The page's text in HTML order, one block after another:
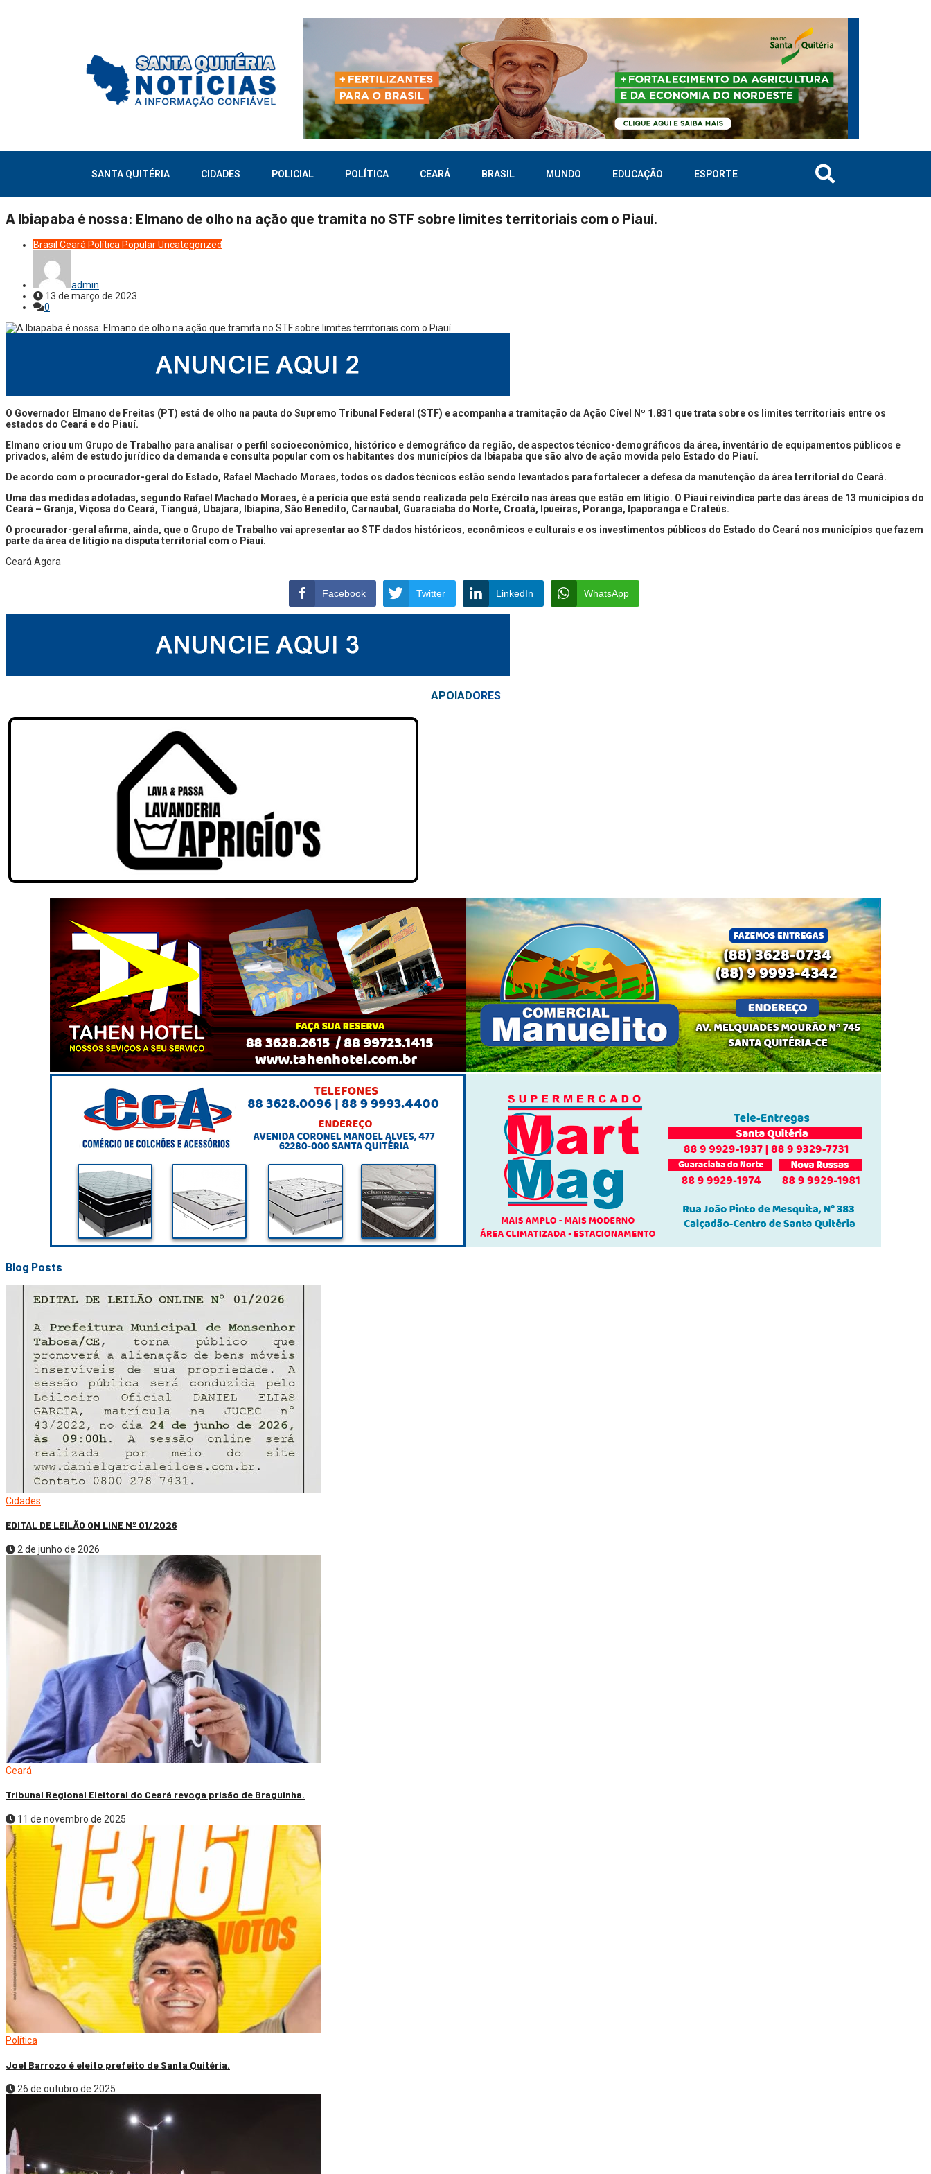
SANTA QUITÉRIA CIDADES POLICIAL POLÍTICA CEARÁ BRASIL MUNDO EDUCAÇÃO ESPORTE
A Ibiapaba é nossa: Elmano de olho na ação que tramita no STF sobre limites territoriais com o Piauí.
Brasil Ceará Política PopularUncategorized
admin
13 de março de 2023
0
O Governador Elmano de Freitas (PT) está de olho na pauta do Supremo Tribunal Federal (STF) e acompanha a tramitação da Ação Cível Nº 1.831 que trata sobre os limites territoriais entre os
estados do Ceará e do Piauí.
Elmano criou um Grupo de Trabalho para analisar o perfil socioeconômico, histórico e demográfico da região, de aspectos técnico-demográficos da área, inventário de equipamentos públicos e
privados, além de estudo jurídico da demanda e consulta popular com os habitantes dos municípios da Ibiapaba que são alvo de ação movida pelo Estado do Piauí.
De acordo com o procurador-geral do Estado, Rafael Machado Moraes, todos os dados técnicos estão sendo levantados para fortalecer a defesa da manutenção da área territorial do Ceará.
Uma das medidas adotadas, segundo Rafael Machado Moraes, é a perícia que está sendo realizada pelo Exército nas áreas que estão em litígio. O Piauí reivindica parte das áreas de 13 municípios do
Ceará – Granja, Viçosa do Ceará, Tianguá, Ubajara, Ibiapina, São Benedito, Carnaubal, Guaraciaba do Norte, Croatá, Ipueiras, Poranga, Ipaporanga e Crateús.
O procurador-geral afirma, ainda, que o Grupo de Trabalho vai apresentar ao STF dados históricos, econômicos e culturais e os investimentos públicos do Estado do Ceará nos municípios que fazem
parte da área de litígio na disputa territorial com o Piauí.
Ceará Agora
Facebook Twitter LinkedIn WhatsApp
APOIADORES
Blog Posts
Cidades
EDITAL DE LEILÃO ON LINE Nº 01/2026
2 de junho de 2026
Ceará
Tribunal Regional Eleitoral do Ceará revoga prisão de Braguinha.
11 de novembro de 2025
Política
Joel Barrozo é eleito prefeito de Santa Quitéria.
26 de outubro de 2025